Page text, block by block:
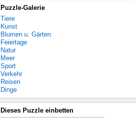
Puzzle-Galerie
Tiere
Kunst
Blumen u. Gärten
Feiertage
Natur
Meer
Sport
Verkehr
Reisen
Dinge
Dieses Puzzle einbetten